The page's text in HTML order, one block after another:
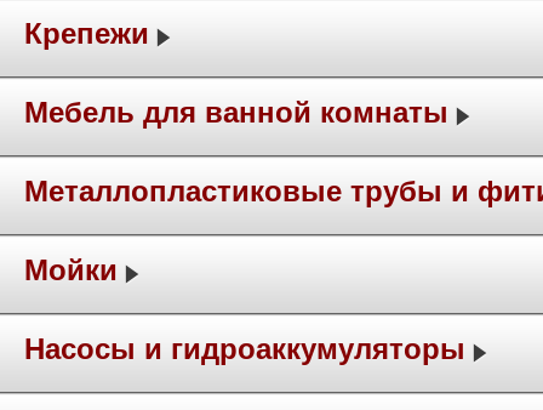
Крепежи
Мебель для ванной комнаты
Металлопластиковые трубы и
Мойки
Насосы и гидроаккумуляторы